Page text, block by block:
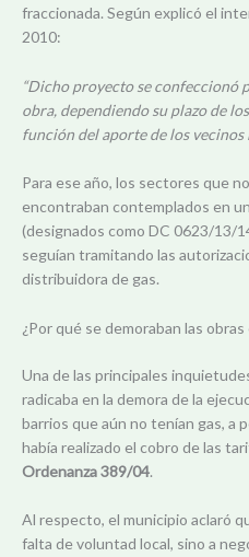
fraccionada. Según explicó el
2010:
“Dicho proyecto se confeccionó
obra, dependiendo su plazo de
función del aporte de los vecinos
Para ese año, los sectores que
encontraban contemplados en
(designados como DC 0623/13/
seguían tramitando las
distribuidora de gas.
¿Por qué se demoraban las
Una de las principales
radicaba en la demora de la
barrios que aún no tenían gas, a
había realizado el cobro de las
Ordenanza 389/04.
Al respecto, el municipio aclaró
falta de voluntad local, sino a